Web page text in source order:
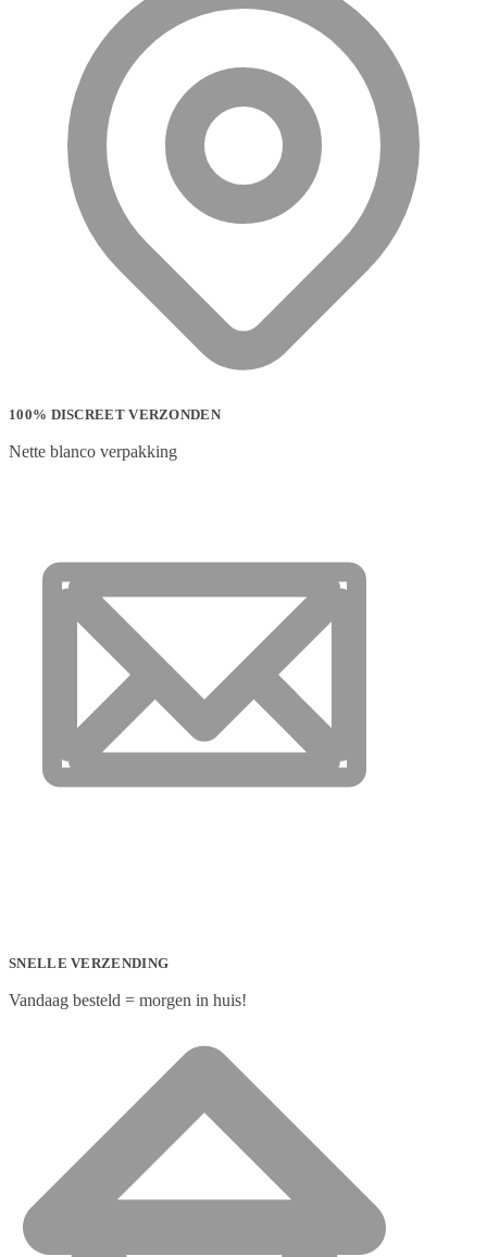
100% DISCREET VERZONDEN
Nette blanco verpakking
SNELLE VERZENDING
Vandaag besteld = morgen in huis!